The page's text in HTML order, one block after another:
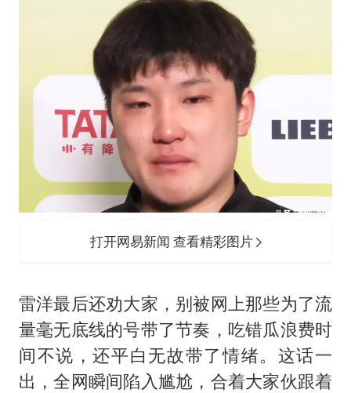
打开网易新闻 查看精彩图片
雷洋最后还劝大家，别被网上那些为了流
量毫无底线的号带了节奏，吃错瓜浪费时
间不说，还平白无故带了情绪。这话一
出，全网瞬间陷入尴尬，合着大家伙跟着